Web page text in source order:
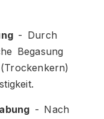
- Durch
Begasung
- Nach